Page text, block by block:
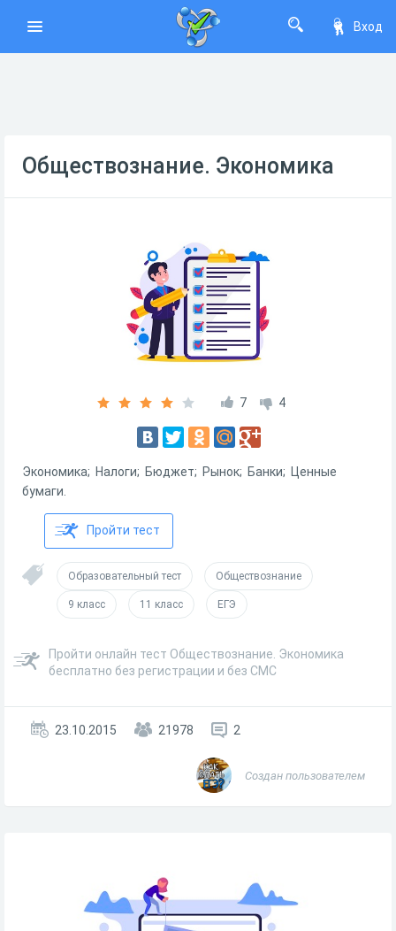
Вход
Обществознание. Экономика
7 4
Экономика; Налоги; Бюджет; Рынок; Банки; Ценные
бумаги.
Пройти тест
Образовательный тест Обществознание
9 класс 11 класс ЕГЭ
Пройти онлайн тест Обществознание. Экономика
бесплатно без регистрации и без СМС
23.10.2015 21978 2
Создан пользователем